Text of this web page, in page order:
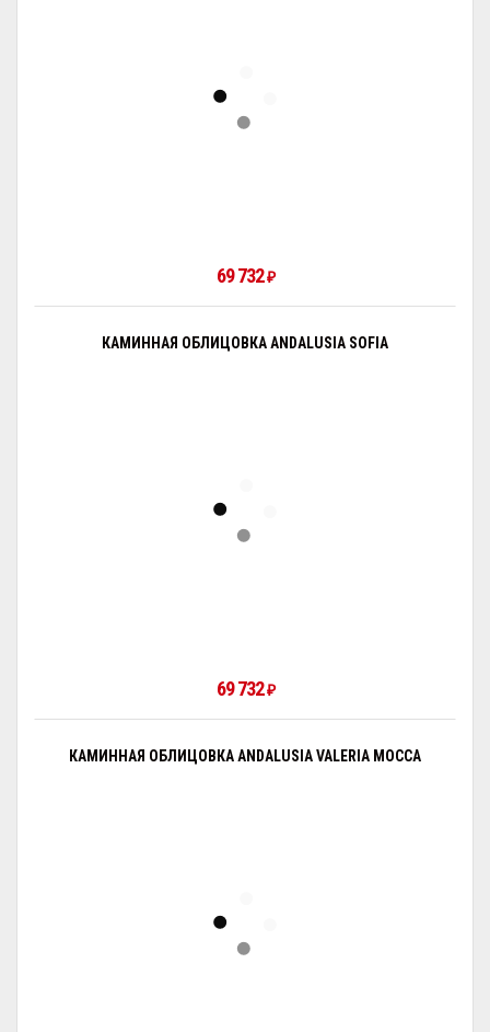
69 732₽
КАМИННАЯ ОБЛИЦОВКА ANDALUSIA SOFIA
69 732₽
КАМИННАЯ ОБЛИЦОВКА ANDALUSIA VALERIA MOCCA